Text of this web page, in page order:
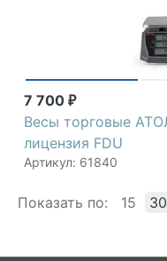
7 700 ₽
Весы торговые
лицензия FDU
Артикул: 61840
Показать по: 15 30